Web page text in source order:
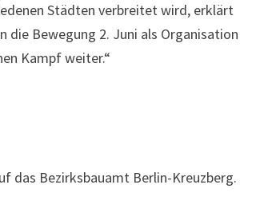
Städten verbreitet wird, erklärt
die Bewegung 2. Juni als Organisation
Kampf weiter.“
das Bezirksbauamt Berlin-Kreuzberg.